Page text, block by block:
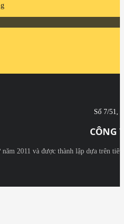
Số 7/51,
CÔNG
2011 và được thành lập dựa trên